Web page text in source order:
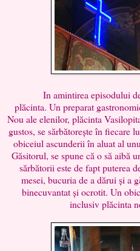
In amintirea episodului de
plăcinta. Un preparat
Nou ale elenilor, plăcinta
gustos, se sărbătorește în fiecare
obiceiul ascunderii în aluat al
Găsitorul, se spune că o să aibă
sărbătorii este de fapt puterea
mesei, bucuria de a dărui și a
binecuvantat și ocrotit. Un
inclusiv plăcinta